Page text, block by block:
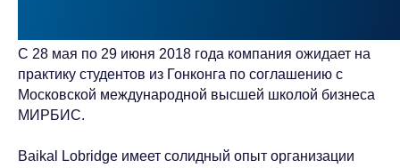
С 28 мая по 29 июня 2018 года компания ожидает на
практику студентов из Гонконга по соглашению с
Московской международной высшей школой бизнеса
МИРБИС.
Baikal Lobridge имеет солидный опыт организации